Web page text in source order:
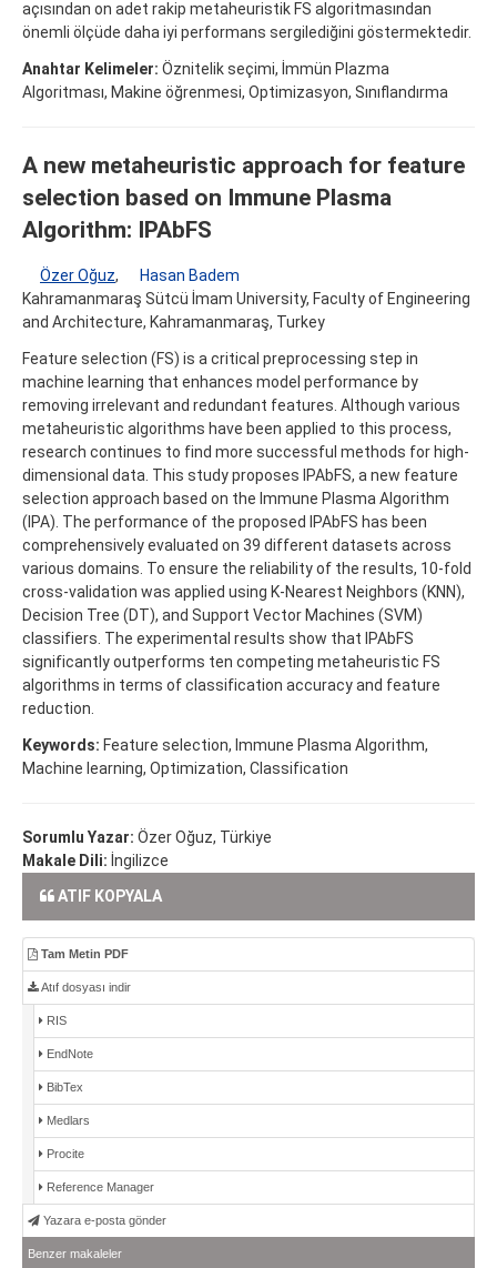
açısından on adet rakip metaheuristik FS algoritmasından
önemli ölçüde daha iyi performans sergilediğini göstermektedir.
Anahtar Kelimeler: Öznitelik seçimi, İmmün Plazma
Algoritması, Makine öğrenmesi, Optimizasyon, Sınıflandırma
A new metaheuristic approach for feature
selection based on Immune Plasma
Algorithm: IPAbFS
Özer Oğuz,
Hasan Badem
Kahramanmaraş Sütcü İmam University, Faculty of Engineering
and Architecture, Kahramanmaraş, Turkey
Feature selection (FS) is a critical preprocessing step in
machine learning that enhances model performance by
removing irrelevant and redundant features. Although various
metaheuristic algorithms have been applied to this process,
research continues to find more successful methods for high-
dimensional data. This study proposes IPAbFS, a new feature
selection approach based on the Immune Plasma Algorithm
(IPA). The performance of the proposed IPAbFS has been
comprehensively evaluated on 39 different datasets across
various domains. To ensure the reliability of the results, 10-fold
cross-validation was applied using K-Nearest Neighbors (KNN),
Decision Tree (DT), and Support Vector Machines (SVM)
classifiers. The experimental results show that IPAbFS
significantly outperforms ten competing metaheuristic FS
algorithms in terms of classification accuracy and feature
reduction.
Keywords: Feature selection, Immune Plasma Algorithm,
Machine learning, Optimization, Classification
Sorumlu Yazar: Özer Oğuz, Türkiye
Makale Dili: İngilizce
ATIF KOPYALA
Tam Metin PDF
Atıf dosyası indir
RIS
EndNote
BibTex
Medlars
Procite
Reference Manager
Yazara e-posta gönder
Benzer makaleler